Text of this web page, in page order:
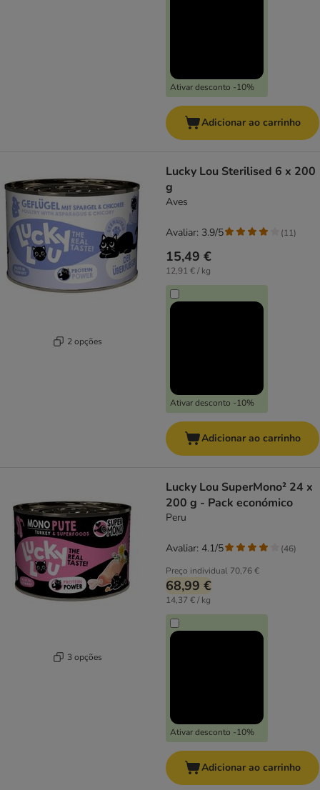
Ativar desconto -10%
Adicionar ao carrinho
2 opções
Lucky Lou Sterilised 6 x 200
g
Aves
15,49 €
12,91 € / kg
Ativar desconto -10%
Avaliar: 3.9/5 (11)
Adicionar ao carrinho
3 opções
Lucky Lou SuperMono² 24 x
200 g - Pack económico
Peru
Preço individual 70,76 €
68,99 €
14,37 € / kg
Ativar desconto -10%
Avaliar: 4.1/5 (46)
Adicionar ao carrinho